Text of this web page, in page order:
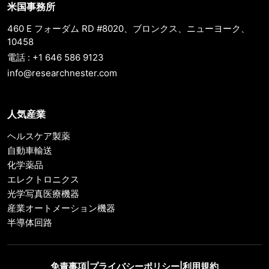
米国事務所
460 E フォーダム RD #8020、ブロンクス、ニューヨーク、
10458
電話 : +1 646 586 9123
info@researchnester.com
人気産業
ヘルスケア製薬
自動車輸送
化学薬品
エレクトロニクス
光学写真医療機器
産業オートメーション機器
半導体回路
免責事項 プライバシーポリシー 利用規約